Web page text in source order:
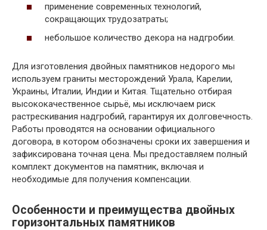
применение современных технологий,
сокращающих трудозатраты;
небольшое количество декора на надгробии.
Для изготовления двойных памятников недорого мы
используем граниты месторождений Урала, Карелии,
Украины, Италии, Индии и Китая. Тщательно отбирая
высококачественное сырьё, мы исключаем риск
растрескивания надгробий, гарантируя их долговечность.
Работы проводятся на основании официального
договора, в котором обозначены сроки их завершения и
зафиксирована точная цена. Мы предоставляем полный
комплект документов на памятник, включая и
необходимые для получения компенсации.
Особенности и преимущества двойных
горизонтальных памятников